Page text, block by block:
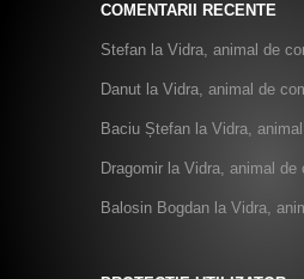
COMENTARII RECENTE
Stefan la Vidra, animal de
Danut la Vidra, animal de
Baciu Ștefan la Vidra,
Dragomir la Vidra, animal de
Balosin Bogdan la Vidra,